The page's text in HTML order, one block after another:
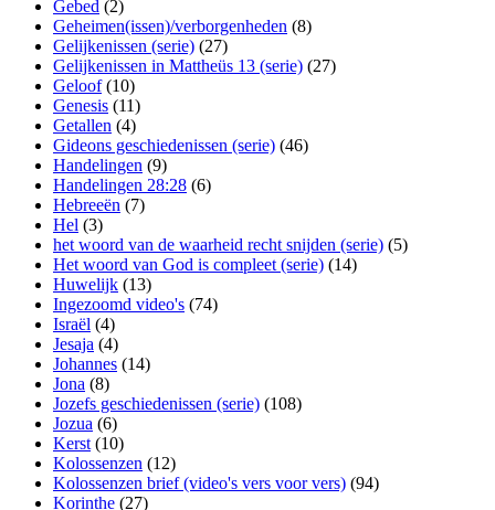
Gebed (2)
Geheimen(issen)/verborgenheden (8)
Gelijkenissen (serie) (27)
Gelijkenissen in Mattheüs 13 (serie) (27)
Geloof(10)
Genesis (11)
Getallen (4)
Gideons geschiedenissen (serie) (46)
Handelingen (9)
Handelingen 28:28 (6)
Hebreeën (7)
Hel (3)
het woord van de waarheid recht snijden (serie) (5)
Het woord van God is compleet (serie) (14)
Huwelijk (13)
Ingezoomd video's (74)
Israël (4)
Jesaja (4)
Johannes (14)
Jona (8)
Jozefs geschiedenissen (serie) (108)
Jozua (6)
Kerst (10)
Kolossenzen (12)
Kolossenzen brief (video's vers voor vers) (94)
Korinthe (27)